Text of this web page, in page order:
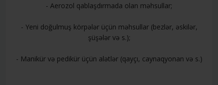
- Aerozol qablaşdırmada olan məhsullar;
- Yeni doğulmuş körpələr üçün məhsullar (bezlər, əskilər,
şüşələr və s.);
- Manikür və pedikür üçün alətlər (qayçı, caynaqyonan və s.)